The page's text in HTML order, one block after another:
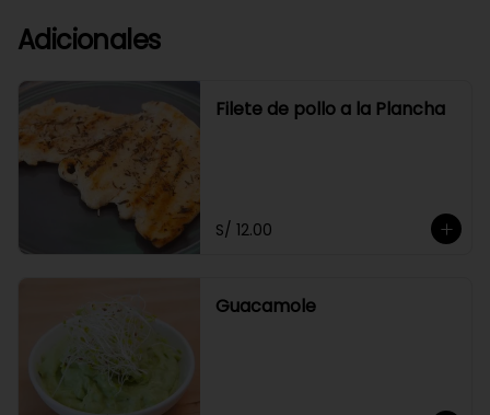
Adicionales
Filete de pollo a la Plancha
S/ 12.00
Guacamole